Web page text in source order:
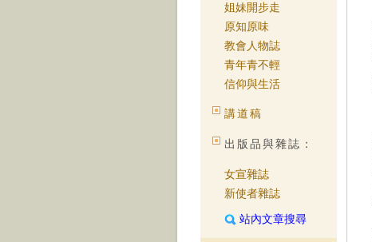
姐妹開步走
原知原味
教會人物誌
青年青不輕
信仰與生活
講道稿
出版品與雜誌：
女宣雜誌
新使者雜誌
站內文章搜尋